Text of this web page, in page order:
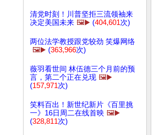
清党时刻！川普坚拒三流领袖来
决定美国未来 🖼️▶️ (404,601次)
两位法学教授跟党较劲 笑爆网络
🖼️▶️ (363,966次)
薇羽看世间 林伍德三个月前的预
言，第二个正在兑现 🖼️▶️
(157,971次)
笑料百出！新世纪新片《百里挑
一》16日周二在线首映 🖼️▶️
(328,811次)